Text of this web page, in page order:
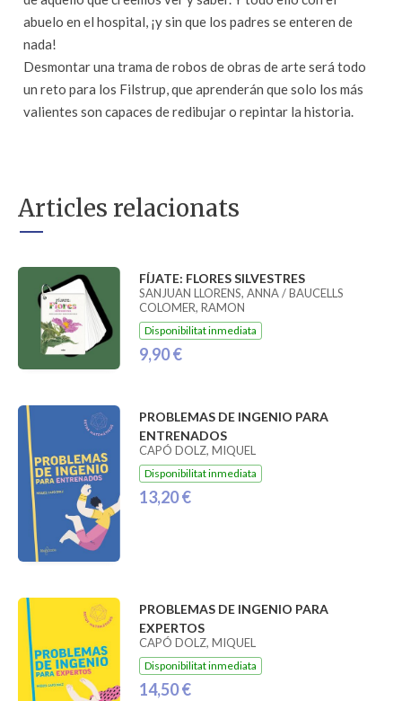
abuelo en el hospital, ¡y sin que los padres se enteren de
nada!
Desmontar una trama de robos de obras de arte será todo
un reto para los Filstrup, que aprenderán que solo los más
valientes son capaces de redibujar o repintar la historia.
Articles relacionats
FÍJATE: FLORES SILVESTRES
SANJUAN LLORENS, ANNA / BAUCELLS
COLOMER, RAMON
Disponibilitat inmediata
9,90 €
PROBLEMAS DE INGENIO PARA
ENTRENADOS
CAPÓ DOLZ, MIQUEL
Disponibilitat inmediata
13,20 €
PROBLEMAS DE INGENIO PARA
EXPERTOS
CAPÓ DOLZ, MIQUEL
Disponibilitat inmediata
14,50 €